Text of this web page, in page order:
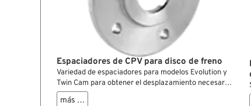
Espaciadores de CPV para disco de freno
Variedad de espaciadores para modelos Evolution y
Twin Cam para obtener el desplazamiento necesario
en casi cualquier situación..
más …